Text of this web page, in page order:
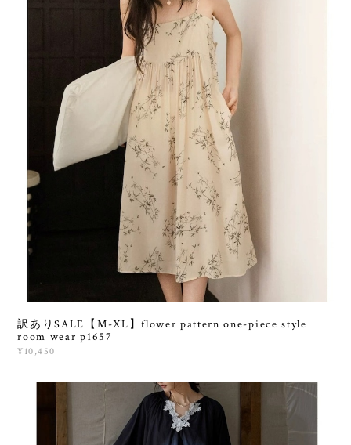
訳ありSALE【M-XL】flower pattern one-piece style
room wear p1657
¥10,450